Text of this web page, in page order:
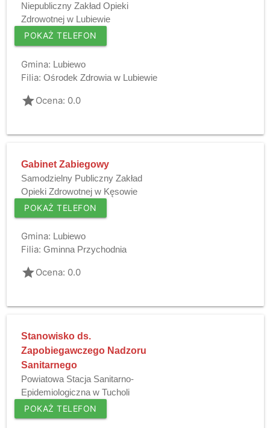
Niepubliczny Zakład Opieki
Zdrowotnej w Lubiewie
POKAŻ TELEFON
Gmina: Lubiewo
Filia: Ośrodek Zdrowia w Lubiewie
gradeOcena: 0.0
Gabinet Zabiegowy
Samodzielny Publiczny Zakład
Opieki Zdrowotnej w Kęsowie
POKAŻ TELEFON
Gmina: Lubiewo
Filia: Gminna Przychodnia
gradeOcena: 0.0
Stanowisko ds.
Zapobiegawczego Nadzoru
Sanitarnego
Powiatowa Stacja Sanitarno-
Epidemiologiczna w Tucholi
POKAŻ TELEFON